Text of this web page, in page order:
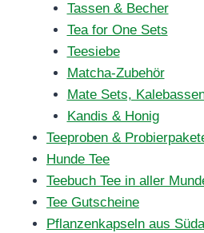
Tassen & Becher
Tea for One Sets
Teesiebe
Matcha-Zubehör
Mate Sets,
Kandis & Honig
Teeproben &
Hunde Tee
Teebuch Tee in aller
Tee Gutscheine
Pflanzenkapseln aus